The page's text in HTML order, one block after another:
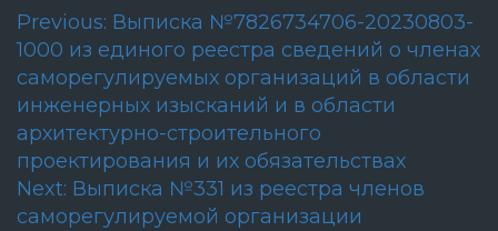
Навигация
по
записям
Previous: Выписка №7826734706-20230803-
1000 из единого реестра сведений о членах
саморегулируемых организаций в области
инженерных изысканий и в области
архитектурно-строительного
проектирования и их обязательствах
Next: Выписка №331 из реестра членов
саморегулируемой организации